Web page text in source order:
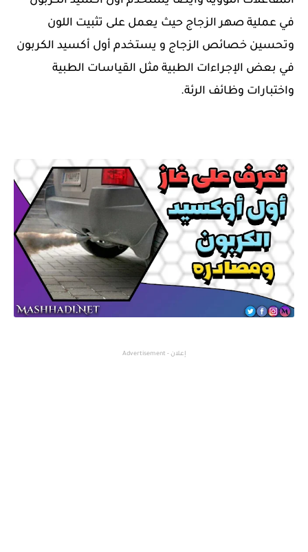
في عملية صهر الزجاج حيث يعمل على تثبيت اللون
وتحسين خصائص الزجاج و يستخدم أول أكسيد الكربون
في بعض الإجراءات الطبية مثل القياسات الطبية
واختبارات وظائف الرئة.
إعلان - Advertisement